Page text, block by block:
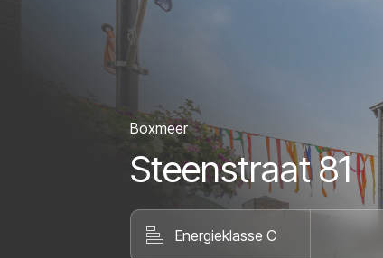
Boxmeer
Steenstraat 81
Energieklasse C